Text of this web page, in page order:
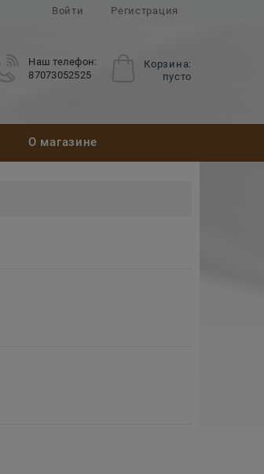
Войти Регистрация
Корзина:
пусто
Наш телефон:
87073052525
О магазине